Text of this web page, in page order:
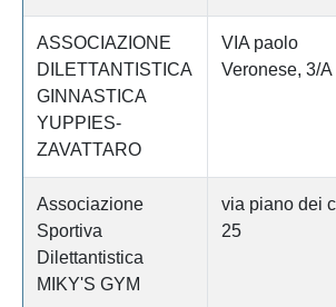
ASSOCIAZIONE
DILETTANTISTICA
GINNASTICA
YUPPIES-
ZAVATTARO
VIA paolo
Veronese, 3/A
Associazione
Sportiva
Dilettantistica
MIKY'S GYM
via piano dei
25